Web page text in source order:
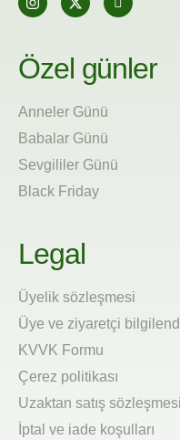
Özel günler
Anneler Günü
Babalar Günü
Sevgililer Günü
Black Friday
Legal
Üyelik sözleşmesi
Üye ve ziyaretçi
KVVK Formu
Çerez politikası
Uzaktan satış sözleşmesi
İptal ve iade koşulları